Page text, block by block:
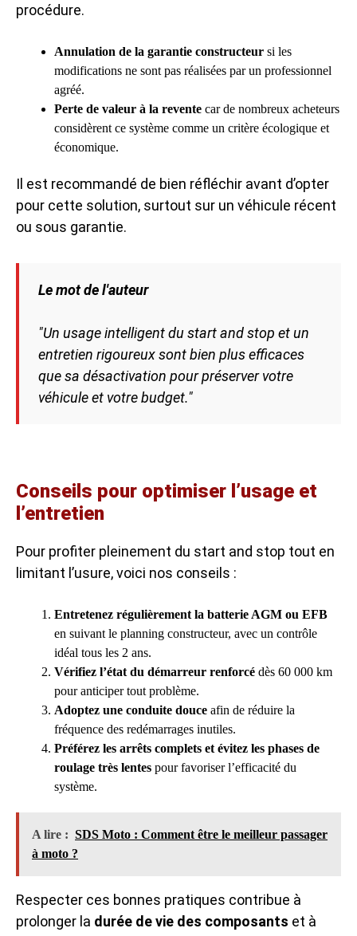
procédure.
Annulation de la garantie constructeur si les
modifications ne sont pas réalisées par un professionnel
agréé.
Perte de valeur à la revente car de nombreux acheteurs
considèrent ce système comme un critère écologique et
économique.
Il est recommandé de bien réfléchir avant d’opter
pour cette solution, surtout sur un véhicule récent
ou sous garantie.
Le mot de l'auteur
"Un usage intelligent du start and stop et un
entretien rigoureux sont bien plus efficaces
que sa désactivation pour préserver votre
véhicule et votre budget."
Conseils pour optimiser l’usage et
l’entretien
Pour profiter pleinement du start and stop tout en
limitant l’usure, voici nos conseils :
Entretenez régulièrement la batterie AGM ou EFB
en suivant le planning constructeur, avec un contrôle
idéal tous les 2 ans.
Vérifiez l’état du démarreur renforcé dès 60 000 km
pour anticiper tout problème.
Adoptez une conduite douce afin de réduire la
fréquence des redémarrages inutiles.
Préférez les arrêts complets et évitez les phases de
roulage très lentes pour favoriser l’efficacité du
système.
A lire : SDS Moto : Comment être le meilleur passager
à moto ?
Respecter ces bonnes pratiques contribue à
prolonger la durée de vie des composants et à